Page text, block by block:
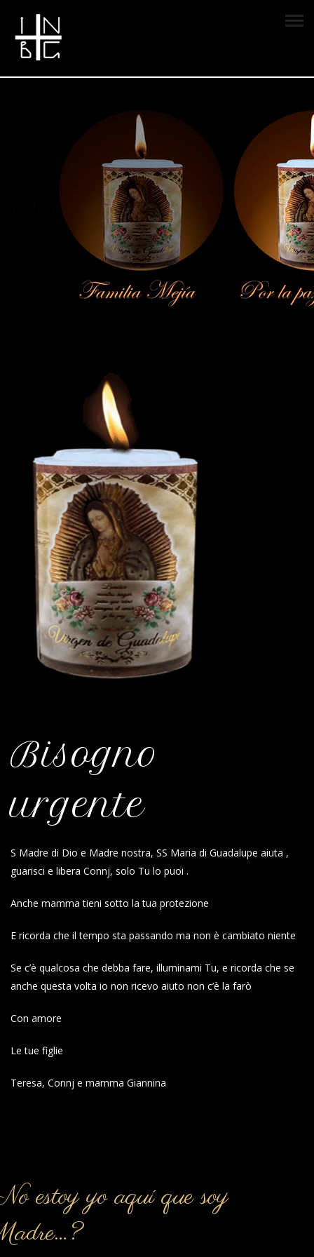
Vela encendida
Bisogno
urgente
S Madre di Dio e Madre nostra, SS Maria di Guadalupe aiuta ,
guarisci e libera Connj, solo Tu lo puoi .
Anche mamma tieni sotto la tua protezione
E ricorda che il tempo sta passando ma non è cambiato niente
Se c’è qualcosa che debba fare, illuminami Tu, e ricorda che se
anche questa volta io non ricevo aiuto non c’è la farò
Con amore
Le tue figlie
Teresa, Connj e mamma Giannina
estoy yo aquí que soy